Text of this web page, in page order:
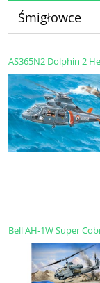
Śmigłowce
AS365N2 Dolphin 2
Bell AH-1W Super